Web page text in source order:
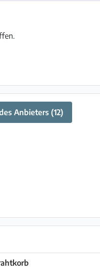
Anbieters (12)